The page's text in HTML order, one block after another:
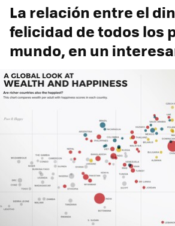
La relación entre el
felicidad de todos los
mundo, en un